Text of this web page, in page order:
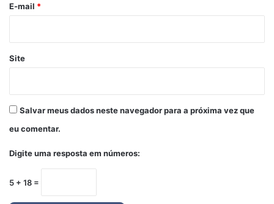
*
E-mail *
Site
Salvar meus dados neste navegador para a próxima vez que
eu comentar.
Digite uma resposta em números:
5 + 18 =